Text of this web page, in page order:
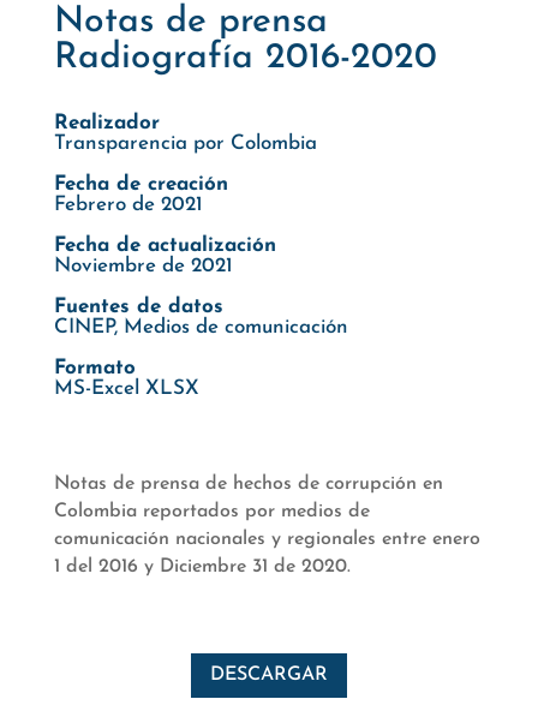
Notas de prensa
Radiografía 2016-2020
Realizador
Transparencia por Colombia
Fecha de creación
Febrero de 2021
Fecha de actualización
Noviembre de 2021
Fuentes de datos
CINEP, Medios de comunicación
Formato
MS-Excel XLSX
Notas de prensa de hechos de corrupción en
Colombia reportados por medios de
comunicación nacionales y regionales entre enero
1 del 2016 y Diciembre 31 de 2020.
DESCARGAR